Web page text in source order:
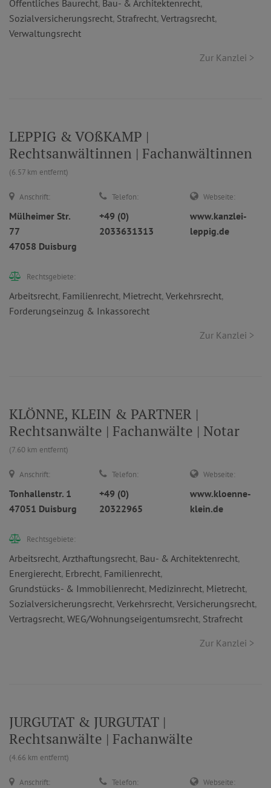
Öffentliches Baurecht, Bau- & Architektenrecht,
Sozialversicherungsrecht, Strafrecht, Vertragsrecht,
Verwaltungsrecht
Zur Kanzlei >
LEPPIG & VOßKAMP |
Rechtsanwältinnen | Fachanwältinnen
(6.57 km entfernt)
Anschrift:
Mülheimer Str.
77
47058 Duisburg
Telefon:
+49 (0)
2033631313
Webseite:
www.kanzlei-
leppig.de
Rechtsgebiete:
Arbeitsrecht, Familienrecht, Mietrecht, Verkehrsrecht,
Forderungseinzug & Inkassorecht
Zur Kanzlei >
KLÖNNE, KLEIN & PARTNER |
Rechtsanwälte | Fachanwälte | Notar
(7.60 km entfernt)
Anschrift:
Tonhallenstr. 1
47051 Duisburg
Telefon:
+49 (0)
20322965
Webseite:
www.kloenne-
klein.de
Rechtsgebiete:
Arbeitsrecht, Arzthaftungsrecht, Bau- & Architektenrecht,
Energierecht, Erbrecht, Familienrecht,
Grundstücks- & Immobilienrecht, Medizinrecht, Mietrecht,
Sozialversicherungsrecht, Verkehrsrecht, Versicherungsrecht,
Vertragsrecht, WEG/Wohnungseigentumsrecht, Strafrecht
Zur Kanzlei >
JURGUTAT & JURGUTAT |
Rechtsanwälte | Fachanwälte
(4.66 km entfernt)
Anschrift: Telefon: Webseite: